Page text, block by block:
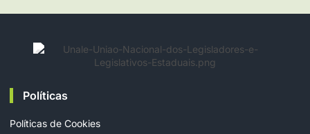
Políticas
Políticas de Cookies